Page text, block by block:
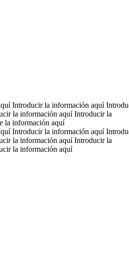
Introducir la información aquí
la información aquí Introducir la
la información aquí
Introducir la información aquí
la información aquí Introducir la
la información aquí